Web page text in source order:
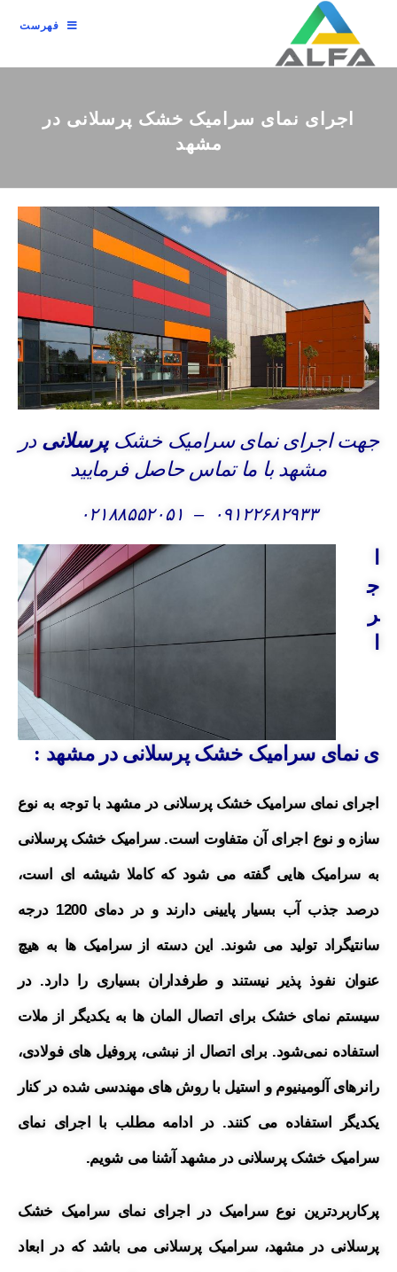
فهرست
اجرای نمای سرامیک خشک پرسلانی در
مشهد
جهت اجرای نمای سرامیک خشکپرسلانی در
مشهد با ما تماس حاصل فرمایید
۰۹۱۲۲۶۸۲۹۳۳ – ۰۲۱۸۸۵۵۲۰۵۱
ج
ر
ی نمای سرامیک خشک پرسلانی در مشهد :
اجرای نمای سرامیک خشک پرسلانی در مشهد با توجه به نوع
سازه و نوع اجرای آن متفاوت است. سرامیک خشک پرسلانی
به سرامیک هایی گفته می شود که کاملا شیشه ای است،
درصد جذب آب بسیار پایینی دارند و در دمای 1200 درجه
سانتیگراد تولید می شوند. این دسته از سرامیک ها به هیچ
عنوان نفوذ پذیر نیستند و طرفداران بسیاری را دارد.در
سیستم نمای خشک برای اتصال المان ها به یکدیگر از ملات
استفاده نمی‌شود. برای اتصال از نبشی، پروفیل های فولادی،
رانرهای آلومینیوم و استیل با روش های مهندسی شده در کنار
یکدیگر استفاده می کنند. در ادامه مطلب با اجرای نمای
سرامیک خشک پرسلانی در مشهد آشنا می شویم.
پرکاربردترین نوع سرامیک در اجرای نمای سرامیک خشک
پرسلانی در مشهد، سرامیک پرسلانی می باشد که در ابعاد